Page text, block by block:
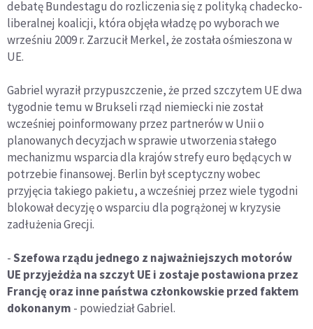
debatę Bundestagu do rozliczenia się z polityką chadecko-
liberalnej koalicji, która objęła władzę po wyborach we
wrześniu 2009 r. Zarzucił Merkel, że została ośmieszona w
UE.
Gabriel wyraził przypuszczenie, że przed szczytem UE dwa
tygodnie temu w Brukseli rząd niemiecki nie został
wcześniej poinformowany przez partnerów w Unii o
planowanych decyzjach w sprawie utworzenia stałego
mechanizmu wsparcia dla krajów strefy euro będących w
potrzebie finansowej. Berlin był sceptyczny wobec
przyjęcia takiego pakietu, a wcześniej przez wiele tygodni
blokował decyzję o wsparciu dla pogrążonej w kryzysie
zadłużenia Grecji.
-Szefowa rządu jednego z najważniejszych motorów
UE przyjeżdża na szczyt UE i zostaje postawiona przez
Francję oraz inne państwa członkowskie przed faktem
dokonanym - powiedział Gabriel.